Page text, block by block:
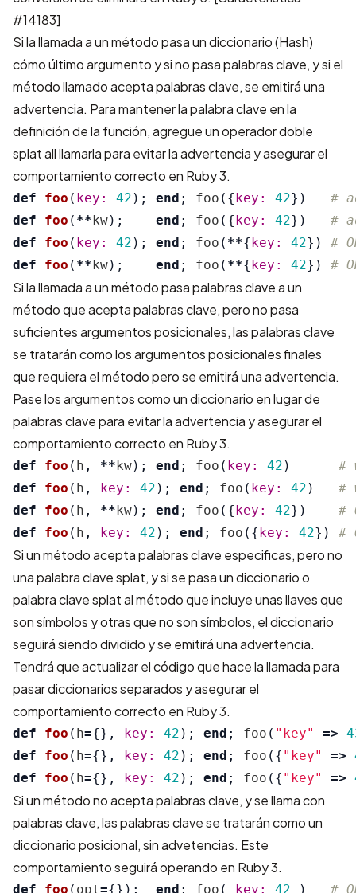
#14183]
Si la llamada a un método pasa un diccionario (Hash)
cómo último argumento y si no pasa palabras clave, y si el
método llamado acepta palabras clave, se emitirá una
advertencia. Para mantener la palabra clave en la
definición de la función, agregue un operador doble
splat all llamarla para evitar la advertencia y asegurar el
comportamiento correcto en Ruby 3.
def foo ( key: 42 ); end ; foo ({ key: 42})
#
def
foo ( ** kw); end ; foo ({ key: 42})
#
def
foo ( key: 42 ); end ; foo ( **{ key: 42})
#
def
foo ( ** kw); end ; foo ( **{ key: 42}) #
Si la llamada a un método pasa palabras clave a un
método que acepta palabras clave, pero no pasa
suficientes argumentos posicionales, las palabras clave
se tratarán como los argumentos posicionales finales
que requiera el método pero se emitirá una advertencia.
Pase los argumentos como un diccionario en lugar de
palabras clave para evitar la advertencia y asegurar el
comportamiento correcto en Ruby 3.
def foo ( h , ** kw); end ; foo ( key: 42 )
#
def
foo ( h , key: 42 ); end ; foo ( key: 42 )
#
def
foo ( h , ** kw); end ; foo ({ key: 42})
#
def
foo ( h , key: 42 ); end ; foo ({ key: 42}) #
Si un método acepta palabras clave especificas, pero no
una palabra clave splat, y si se pasa un diccionario o
palabra clave splat al método que incluye unas llaves que
son símbolos y otras que no son símbolos, el diccionario
seguirá siendo dividido y se emitirá una advertencia.
Tendrá que actualizar el código que hace la llamada para
pasar diccionarios separados y asegurar el
comportamiento correcto en Ruby 3.
def foo ( h={}, key: 42 ); end ; foo ( "key" =>
def
foo ( h={}, key: 42 ); end ; foo ({ "key" =>
def
foo ( h={}, key: 42 ); end ; foo ({ "key" =>
Si un método no acepta palabras clave, y se llama con
palabras clave, las palabras clave se tratarán como un
diccionario posicional, sin advetencias. Este
comportamiento seguirá operando en Ruby 3.
def foo ( opt={}); end ; foo ( key: 42 ) #